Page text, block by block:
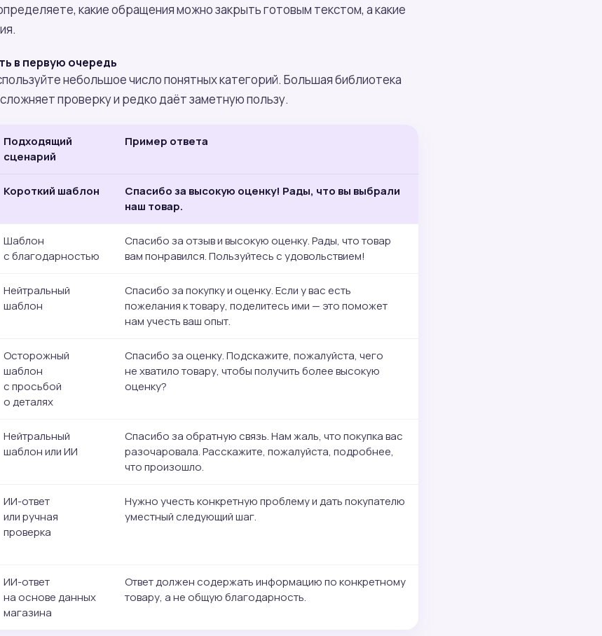
какие обращения можно закрыть готовым текстом, а какие
в первую очередь
небольшое число понятных категорий. Большая библиотека
проверку и редко даёт заметную пользу.
Подходящий
сценарий
Пример ответа
Короткий шаблон
Спасибо за высокую оценку! Рады, что вы выбрали
наш товар.
Шаблон
с благодарностью
Спасибо за отзыв и высокую оценку. Рады, что товар
вам понравился. Пользуйтесь с удовольствием!
Нейтральный
шаблон
Спасибо за покупку и оценку. Если у вас есть
пожелания к товару, поделитесь ими — это поможет
нам учесть ваш опыт.
Осторожный
шаблон
с просьбой
о деталях
Спасибо за оценку. Подскажите, пожалуйста, чего
не хватило товару, чтобы получить более высокую
оценку?
Нейтральный
шаблон или ИИ
Спасибо за обратную связь. Нам жаль, что покупка вас
разочаровала. Расскажите, пожалуйста, подробнее,
что произошло.
ИИ-ответ
или ручная
проверка
Нужно учесть конкретную проблему и дать покупателю
уместный следующий шаг.
ИИ-ответ
на основе данных
магазина
Ответ должен содержать информацию по конкретному
товару, а не общую благодарность.